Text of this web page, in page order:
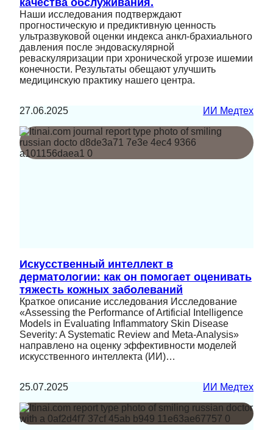
Наши исследования подтверждают
прогностическую и предиктивную ценность
ультразвуковой оценки индекса анкл-брахиального
давления после эндоваскулярной
реваскуляризации при хронической угрозе ишемии
конечности. Результаты обещают улучшить
медицинскую практику нашего центра.
27.06.2025 ИИ Медтех
Искусственный интеллект в
дерматологии: как он помогает оценивать
тяжесть кожных заболеваний
Краткое описание исследования Исследование
«Assessing the Performance of Artificial Intelligence
Models in Evaluating Inflammatory Skin Disease
Severity: A Systematic Review and Meta-Analysis»
направлено на оценку эффективности моделей
искусственного интеллекта (ИИ)…
25.07.2025 ИИ Медтех